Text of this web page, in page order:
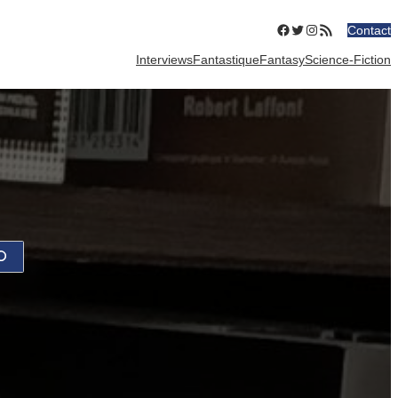
Facebook
Twitter
Instagram
Flux RSSContact
InterviewsFantastiqueFantasyScience-Fiction